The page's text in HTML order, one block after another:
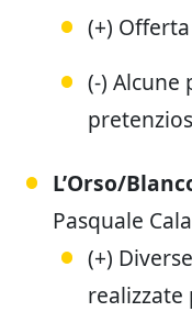
(+)
(-)
L’Orso/
Pasquale
(+)